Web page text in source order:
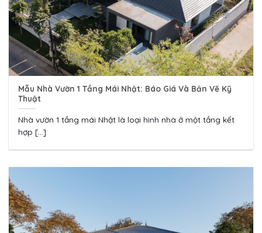
Mẫu Nhà Vườn 1 Tầng Mái Nhật: Báo Giá Và Bản Vẽ Kỹ
Thuật
Nhà vườn 1 tầng mái Nhật là loại hình nhà ở một tầng kết
hợp [...]